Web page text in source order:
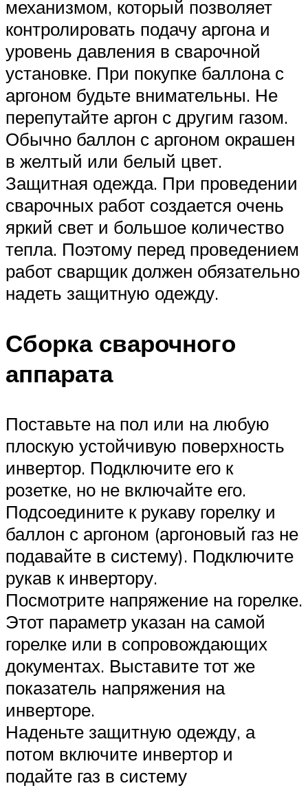
механизмом, который позволяет
контролировать подачу аргона и
уровень давления в сварочной
установке. При покупке баллона с
аргоном будьте внимательны. Не
перепутайте аргон с другим газом.
Обычно баллон с аргоном окрашен
в желтый или белый цвет.
Защитная одежда. При проведении
сварочных работ создается очень
яркий свет и большое количество
тепла. Поэтому перед проведением
работ сварщик должен обязательно
надеть защитную одежду.
Сборка сварочного
аппарата
Поставьте на пол или на любую
плоскую устойчивую поверхность
инвертор. Подключите его к
розетке, но не включайте его.
Подсоедините к рукаву горелку и
баллон с аргоном (аргоновый газ не
подавайте в систему). Подключите
рукав к инвертору.
Посмотрите напряжение на горелке.
Этот параметр указан на самой
горелке или в сопровождающих
документах. Выставите тот же
показатель напряжения на
инверторе.
Наденьте защитную одежду, а
потом включите инвертор и
подайте газ в систему